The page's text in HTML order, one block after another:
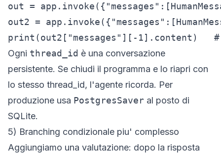
out =
out2 =
print(out2["messages"][-1].content)   #
Ogni thread_id è una conversazione
persistente. Se chiudi il programma e lo riapri con
lo stesso thread_id, l'agente ricorda. Per
produzione usa PostgresSaver al posto di
SQLite.
5) Branching condizionale piu' complesso
Aggiungiamo una valutazione: dopo la risposta